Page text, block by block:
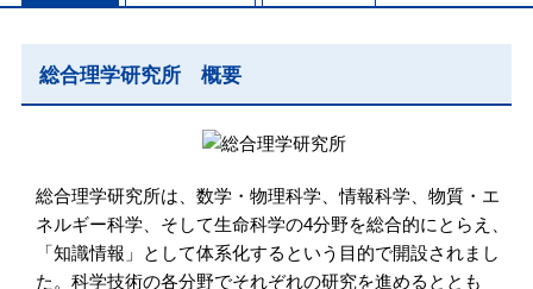
総合理学研究所 概要
総合理学研究所は、数学・物理科学、情報科学、物質・エ
ネルギー科学、そして生命科学の4分野を総合的にとらえ、
「知識情報」として体系化するという目的で開設されまし
た。科学技術の各分野でそれぞれの研究を進めるととも